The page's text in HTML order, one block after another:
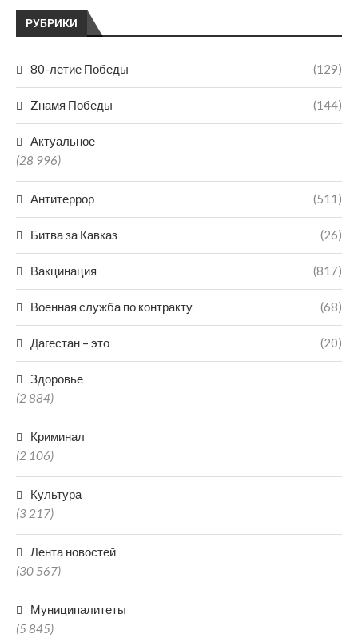
РУБРИКИ
80-летие Победы (129)
Zнамя Победы (144)
Актуальное
(28 996)
Антитеррор (511)
Битва за Кавказ (26)
Вакцинация (817)
Военная служба по контракту (68)
Дагестан – это (20)
Здоровье
(2 884)
Криминал
(2 106)
Культура
(3 217)
Лента новостей
(30 567)
Муниципалитеты
(5 845)